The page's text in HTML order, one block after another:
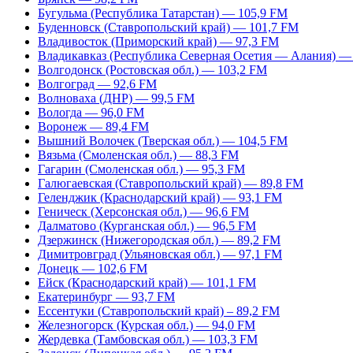
Бугульма (Республика Татарстан) — 105,9 FM
Буденновск (Ставропольский край) — 101,7 FM
Владивосток (Приморский край) — 97,3 FM
Владикавказ (Республика Северная Осетия — Алания)
Волгодонск (Ростовская обл.) — 103,2 FM
Волгоград — 92,6 FM
Волноваха (ДНР) — 99,5 FM
Вологда — 96,0 FM
Воронеж — 89,4 FM
Вышний Волочек (Тверская обл.) — 104,5 FM
Вязьма (Смоленская обл.) — 88,3 FM
Гагарин (Смоленская обл.) — 95,3 FM
Галюгаевская (Ставропольский край) — 89,8 FM
Геленджик (Краснодарский край) — 93,1 FM
Геническ (Херсонская обл.) — 96,6 FM
Далматово (Курганская обл.) — 96,5 FM
Дзержинск (Нижегородская обл.) — 89,2 FM
Димитровград (Ульяновская обл.) — 97,1 FM
Донецк — 102,6 FM
Ейск (Краснодарский край) — 101,1 FM
Екатеринбург — 93,7 FM
Ессентуки (Ставропольский край) – 89,2 FM
Железногорск (Курская обл.) — 94,0 FM
Жердевка (Тамбовская обл.) — 103,3 FM